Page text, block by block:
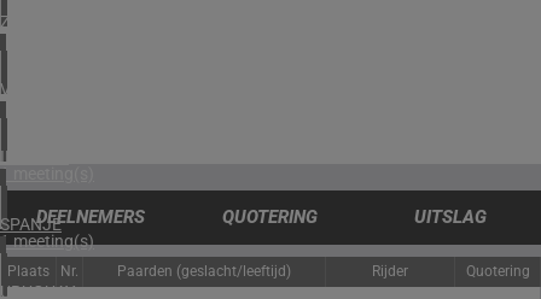
ZUID-AFRIKA
1 meeting(s)
VERENIGD KONINKRIJK
3 meeting(s)
IERLAND
1 meeting(s)
SPANJE
1 meeting(s)
URUGUAY
DEELNEMERS QUOTERING UITSLAG
Plaats Nr. Paarden (geslacht/leeftijd) Rijder Quotering